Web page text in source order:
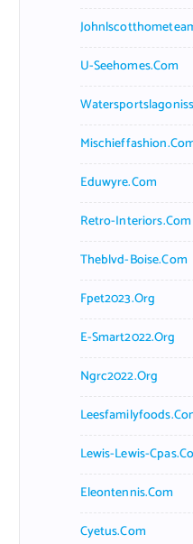
U-Seehomes.com
Eduwyre.com
Retro-Interiors.com
Theblvd-Boise.com
Fpet2023.org
E-Smart2022.org
Ngrc2022.org
Lewis-Lewis-
Eleontennis.com
Cyetus.com